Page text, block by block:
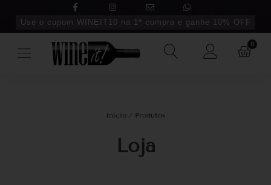
Use o cupom WINEIT10 na 1ª compra e ganhe 10% OFF
0
Início/ Produtos
Loja